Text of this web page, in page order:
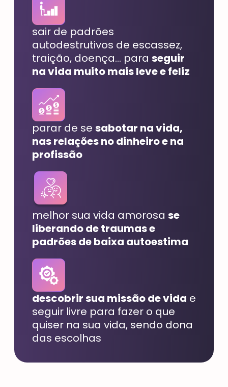
sair de padrões
autodestrutivos de escassez,
traição, doença... para seguir
na vida muito mais leve e feliz
parar de se sabotar na vida,
nas relações no dinheiro e na
profissão
melhor sua vida amorosa se
liberando de traumas e
padrões de baixa autoestima
descobrir sua missão de vida e
seguir livre para fazer o que
quiser na sua vida, sendo dona
das escolhas